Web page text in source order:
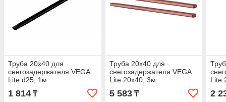
Труба 20х40 для
снегозадержателя VEGA
Lite d25, 1м
1 814 ₸
Труба 20х40 для
снегозадержателя VEGA
Lite 20х40, 3м
5 583₸
Lite
2